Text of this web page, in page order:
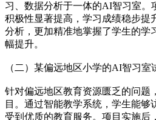
习、数据分析于一体的AI智习室。
积极性显著提高，学习成绩稳步提
分析，更加精准地掌握了学生的学
幅提升。
（二）某偏远地区小学的AI智习室
针对偏远地区教育资源匮乏的问题
目。通过智能教学系统，学生能够
受到优质的教育服务。项目实施后